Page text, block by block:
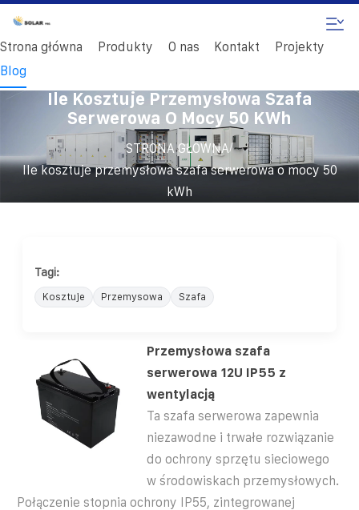
Strona główna Produkty O nas Kontakt
Projekty
Blog
Ile Kosztuje Przemysłowa Szafa
Serwerowa O Mocy 50 KWh
STRONA GŁÓWNA/
Ile kosztuje przemysłowa szafa serwerowa o mocy 50
kWh
Tagi:
Kosztuje Przemysowa Szafa
Przemysłowa szafa
serwerowa 12U IP55 z
wentylacją
Ta szafa serwerowa zapewnia
niezawodne i trwałe rozwiązanie
do ochrony sprzętu sieciowego
w środowiskach przemysłowych.
Połączenie stopnia ochrony IP55, zintegrowanej